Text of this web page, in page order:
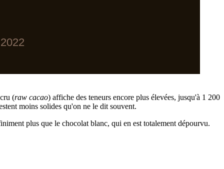
(raw cacao) affiche des teneurs encore plus élevées, jusqu'à 1 200
moins solides qu'on ne le dit souvent.
plus que le chocolat blanc, qui en est totalement dépourvu.